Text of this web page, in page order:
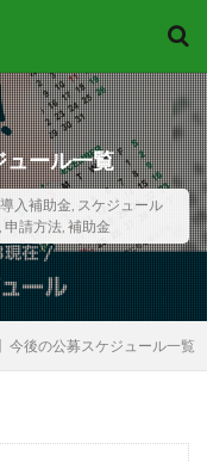
ール一覧
入補助金, スケジュール
申請方法, 補助金
今後の公募スケジュール一覧
AI導入補助金
gBizID